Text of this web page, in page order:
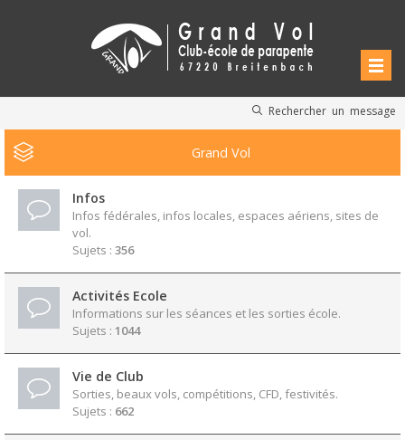
Rechercher un message
Grand Vol
Infos
Infos fédérales, infos locales, espaces aériens, sites de
vol.
Sujets : 356
Activités Ecole
Informations sur les séances et les sorties école.
Sujets : 1044
Vie de Club
Sorties, beaux vols, compétitions, CFD, festivités.
Sujets : 662